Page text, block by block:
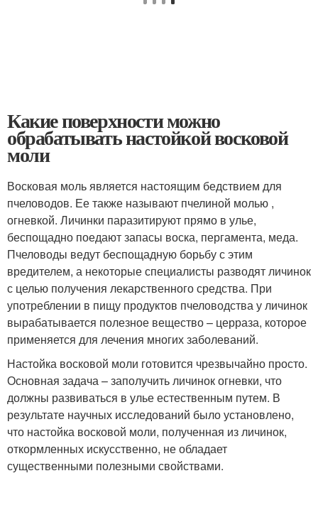
Какие поверхности можно
обрабатывать настойкой восковой
моли
Восковая моль является настоящим бедствием для
пчеловодов. Ее также называют пчелиной молью ,
огневкой. Личинки паразитируют прямо в улье,
беспощадно поедают запасы воска, пергамента, меда.
Пчеловоды ведут беспощадную борьбу с этим
вредителем, а некоторые специалисты разводят личинок
с целью получения лекарственного средства. При
употреблении в пищу продуктов пчеловодства у личинок
вырабатывается полезное вещество – церраза, которое
применяется для лечения многих заболеваний.
Настойка восковой моли готовится чрезвычайно просто.
Основная задача – заполучить личинок огневки, что
должны развиваться в улье естественным путем. В
результате научных исследований было установлено,
что настойка восковой моли, полученная из личинок,
откормленных искусственно, не обладает
существенными полезными свойствами.